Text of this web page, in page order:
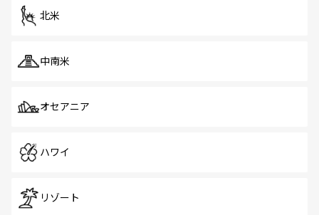
北米
中南米
オセアニア
ハワイ
リゾート